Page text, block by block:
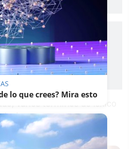
| Ya puedes
completo de
varios términos de léxico
uno, que era uno
en prosa.
lo que crees? Mira esto